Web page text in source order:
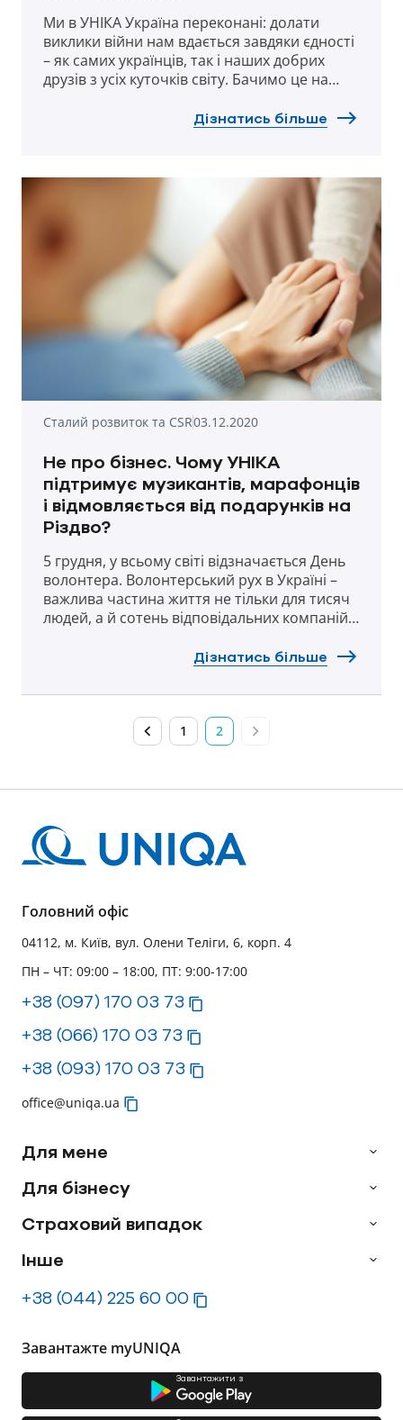
Ми в УНІКА Україна переконані: долати
виклики війни нам вдається завдяки єдності
– як самих українців, так і наших добрих
друзів з усіх куточків світу. Бачимо це на
щодня докладає неймовірних зусиль і
розповімо історії такої допомоги.
Дізнатись більше
Сталий розвиток та CSR03.12.2020
Не про бізнес. Чому УНІКА
підтримує музикантів, марафонців
і відмовляється від подарунків на
Різдво?
5 грудня, у всьому світі відзначається День
волонтера. Волонтерський рух в Україні –
важлива частина життя не тільки для тисяч
людей, а й сотень відповідальних компаній.
розповісти про наші некомерційні проекти,
допомогу оточуючим. Якщо ви захочете
приєднатися – будемо тільки раді!
Дізнатись більше
1 2
Головний офіс
04112, м. Київ, вул. Олени Теліги, 6, корп. 4
ПН – ЧТ: 09:00 – 18:00, ПТ: 9:00-17:00
+38 (097) 170 03 73
+38 (066) 170 03 73
+38 (093) 170 03 73
office@uniqa.ua
Для мене
Для бізнесу
Страховий випадок
Інше
+38 (044) 225 60 00
Завантажте myUNIQA
Завантажити з